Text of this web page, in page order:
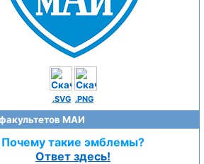
.SVG .PNG
МАИ
Почему такие эмблемы?
Ответ здесь!